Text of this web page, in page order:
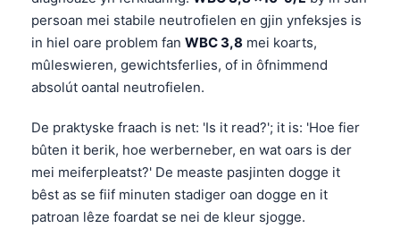
persoan mei stabile neutrofielen en gjin ynfeksjes is
in hiel oare problem fan WBC 3,8 mei koarts,
mûleswieren, gewichtsferlies, of in ôfnimmend
absolút oantal neutrofielen.
De praktyske fraach is net: 'Is it read?'; it is: 'Hoe fier
bûten it berik, hoe werberneber, en wat oars is der
mei meiferpleatst?' De measte pasjinten dogge it
bêst as se fiif minuten stadiger oan dogge en it
patroan lêze foardat se nei de kleur sjogge.